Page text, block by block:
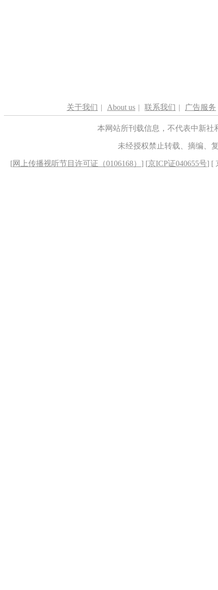
关于我们 | About us | 联系我们 | 广告服务
本网站所刊载信息，不代表中新
未经授权禁止转载、摘编、
[网上传播视听节目许可证（0106168） ] [京ICP证040655号] [